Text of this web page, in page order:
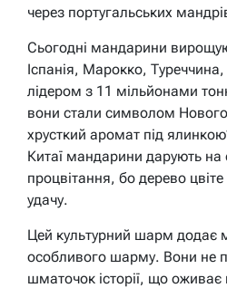
через португальських
Сьогодні мандарини
Іспанія, Марокко,
лідером з 11 мільйонами
вони стали символом Нового
хрусткий аромат під
Китаї мандарини дарують на
процвітання, бо дерево
удачу.
Цей культурний шарм додає
особливого шарму. Вони не
шматочок історії, що